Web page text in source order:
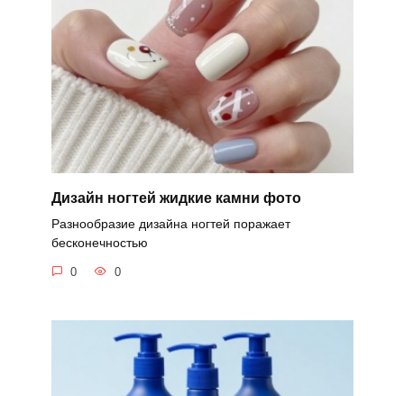
Дизайн ногтей жидкие камни фото
Разнообразие дизайна ногтей поражает
бесконечностью
0 0